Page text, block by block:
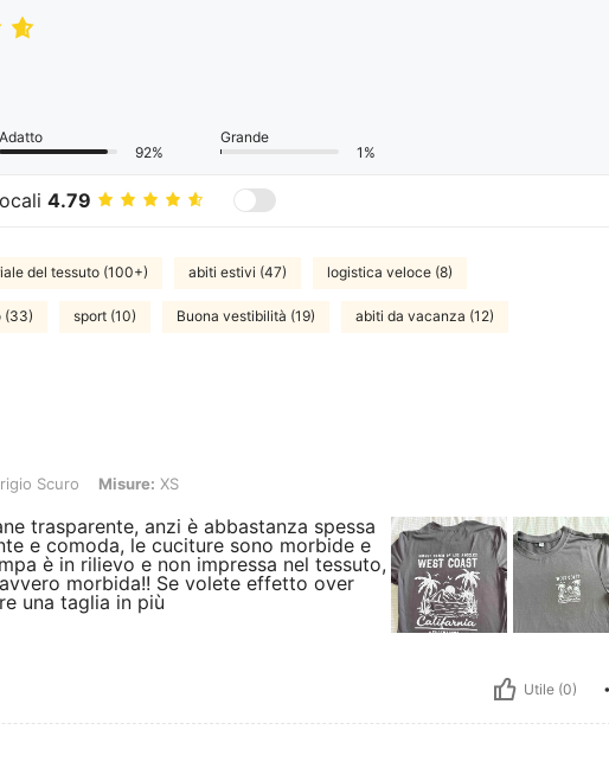
Adatto
92%
Grande
1%
4.79
del tessuto (100+) abiti estivi (47) logistica veloce (8)
(33) sport (10) Buona vestibilità (19) abiti da vacanza (12)
Misure: XS
Scuro Misure: XS
trasparente, anzi è abbastanza spessa
e comoda, le cuciture sono morbide e
è in rilievo e non impressa nel tessuto,
morbida!! Se volete effetto over
una taglia in più
Utile (0)